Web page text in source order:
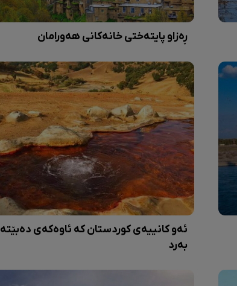
ڕەزاو پایتەختی خانەکانی هەورامان
ئەو کانییەی کوردستان کە ئاوەکەی دەبێتە
بەرد